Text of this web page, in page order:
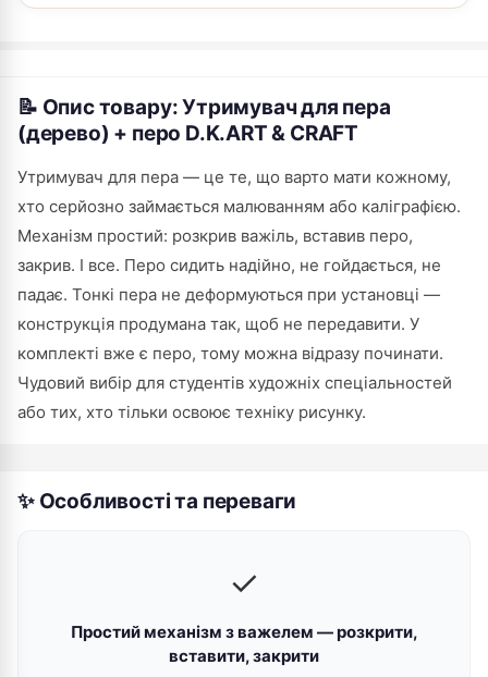
📝 Опис товару: Утримувач для пера
(дерево) + перо D.K.ART & CRAFT
Утримувач для пера — це те, що варто мати кожному,
хто серйозно займається малюванням або каліграфією.
Механізм простий: розкрив важіль, вставив перо,
закрив. І все. Перо сидить надійно, не гойдається, не
падає. Тонкі пера не деформуються при установці —
конструкція продумана так, щоб не передавити. У
комплекті вже є перо, тому можна відразу починати.
Чудовий вибір для студентів художніх спеціальностей
або тих, хто тільки освоює техніку рисунку.
✨ Особливості та переваги
✓
Простий механізм з важелем — розкрити,
вставити, закрити